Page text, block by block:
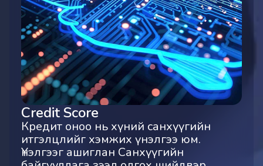
Credit Score
Кредит оноо нь хүний санхүүгийн
итгэлцлийг хэмжих үнэлгээ юм.
Үнэлгээг ашиглан Санхүүгийн